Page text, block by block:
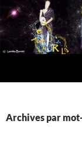
Aller
au
contenu
Archives par